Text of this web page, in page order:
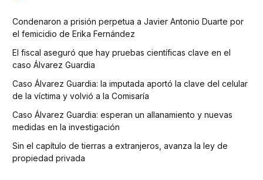
Condenaron a prisión perpetua a Javier Antonio Duarte por
el femicidio de Erika Fernández
El fiscal aseguró que hay pruebas científicas clave en el
caso Álvarez Guardia
Caso Álvarez Guardia: la imputada aportó la clave del celular
de la víctima y volvió a la Comisaría
Caso Álvarez Guardia: esperan un allanamiento y nuevas
medidas en la investigación
Sin el capítulo de tierras a extranjeros, avanza la ley de
propiedad privada